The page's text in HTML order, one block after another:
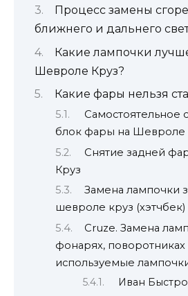
Процесс замены
ближнего и дальнего
Какие лампочки
Шевроле Круз?
Какие фары нельзя
Самостоятельное
блок фары на Шевроле
Снятие задней
Круз
Замена лампочки
шевроле круз (хэтчбек)
Cruze. Замена
фонарях,
используемые
Иван